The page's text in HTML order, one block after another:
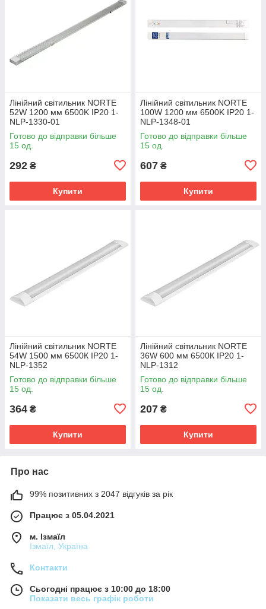
Лінійний світильник NORTE
52W 1200 мм 6500K ІР20 1-
NLP-1330-01
Готово до відправки більше
15 од.
292 ₴
Купити
Лінійний світильник NORTE
100W 1200 мм 6500K ІР20 1-
NLP-1348-01
Готово до відправки більше
15 од.
607 ₴
Купити
Лінійний світильник NORTE
54W 1500 мм 6500К ІР20 1-
NLP-1352
Готово до відправки більше
15 од.
364 ₴
Купити
Лінійний світильник NORTE
36W 600 мм 6500К ІР20 1-
NLP-1312
Готово до відправки більше
15 од.
207 ₴
Купити
Про нас
99% позитивних з 2047 відгуків за рік
Працює з 05.04.2021
м. Ізмаїл
Ізмаїл, Україна
Контакти
Сьогодні працює з 10:00 до 18:00
Показати весь графік роботи